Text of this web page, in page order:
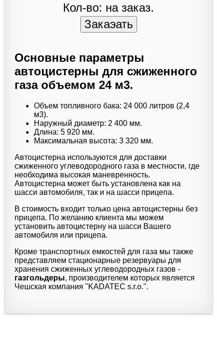
Кол-во: на заказ.
Основные параметры
автоцистерны для сжиженного
газа объемом 24 м3.
Объем топливного бака: 24 000 литров (2,4
м3).
Наружный диаметр: 2 400 мм.
Длина: 5 920 мм.
Максимальная высота: 3 320 мм.
Автоцистерна используются для доставки
сжиженного углеводородного газа в местности, где
необходима высокая маневренность.
Автоцистерна может быть установлена как на
шасси автомобиля, так и на шасси прицепа.
В стоимость входит только цена автоцистерны без
прицепа. По желанию клиента мы можем
установить автоцистерну на шасси Вашего
автомобиля или прицепа.
Кроме транспортных емкостей для газа мы также
представляем стационарные резервуары для
хранения сжиженных углеводородных газов -
газгольдеры, производителем которых является
Чешская компания "KADATEC s.r.o.".